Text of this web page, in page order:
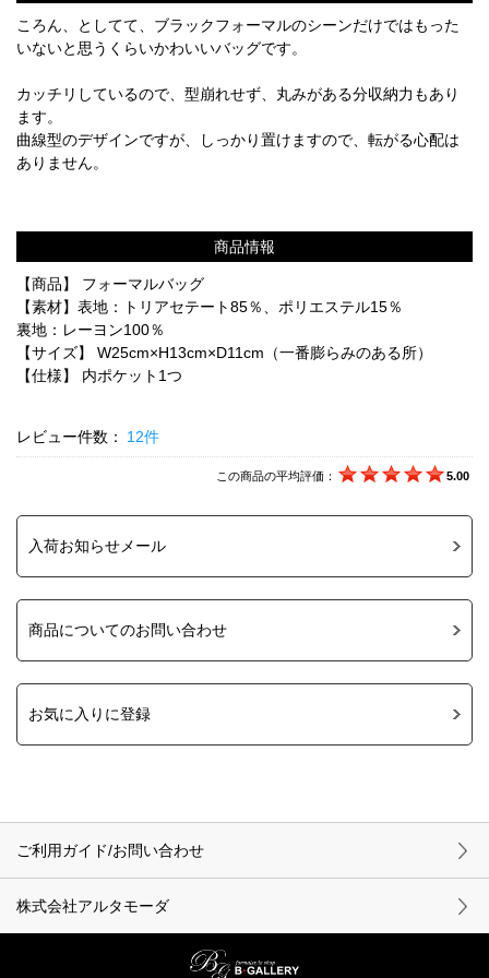
ころん、としてて、ブラックフォーマルのシーンだけではもった
いないと思うくらいかわいいバッグです。
カッチリしているので、型崩れせず、丸みがある分収納力もあり
ます。
曲線型のデザインですが、しっかり置けますので、転がる心配は
ありません。
商品情報
【商品】 フォーマルバッグ
【素材】表地：トリアセテート85％、ポリエステル15％
裏地：レーヨン100％
【サイズ】 W25cm×H13cm×D11cm（一番膨らみのある所）
【仕様】 内ポケット1つ
レビュー件数： 12件
この商品の平均評価： 5.00
入荷お知らせメール
商品についてのお問い合わせ
お気に入りに登録
ご利用ガイド/お問い合わせ
株式会社アルタモーダ